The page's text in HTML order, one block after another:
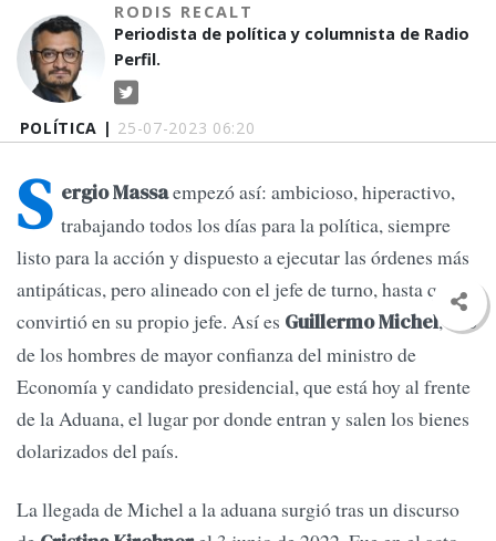
POLÍTICA | 25-07-2023 06:20
RODIS RECALT
Periodista de política y columnista de Radio
Perfil.
S ergio Massaempezó así: ambicioso, hiperactivo,
trabajando todos los días para la política, siempre
listo para la acción y dispuesto a ejecutar las órdenes más
antipáticas, pero alineado con el jefe de turno, hasta que se
convirtió en su propio jefe. Así es Guillermo Michel, uno
de los hombres de mayor confianza del ministro de
Economía y candidato presidencial, que está hoy al frente
de la Aduana, el lugar por donde entran y salen los bienes
dolarizados del país.
La llegada de Michel a la aduana surgió tras un discurso